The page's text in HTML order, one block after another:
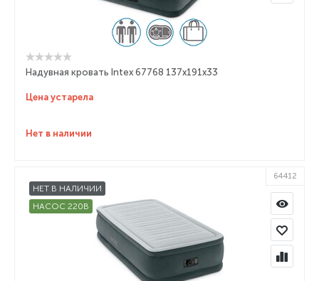
Надувная кровать Intex 67768 137х191х33
Цена устарела
Нет в наличии
НЕТ В НАЛИЧИИ
НАСОС 220В
64412